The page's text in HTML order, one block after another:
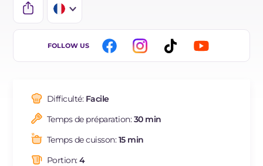
IT
BR
DE
NL
FOLLOW US
Difficulté: Facile
Temps de préparation:30 min
Temps de cuisson:15 min
Portion:4